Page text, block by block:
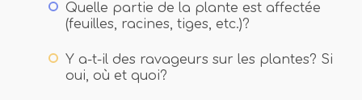
Quelle partie de la plante est affectée
(feuilles, racines, tiges, etc.)?
Y a-t-il des ravageurs sur les plantes? Si
oui, où et quoi?